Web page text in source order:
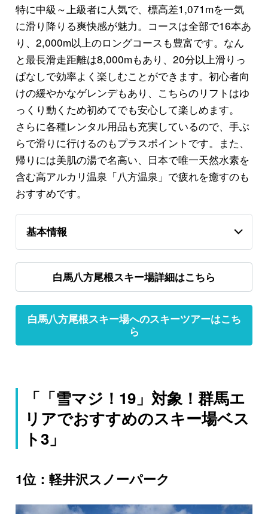
特に中級～上級者に人気で、標高差1,071mを一気
に滑り降りる爽快感が魅力。コースは全部で16本あ
り、2,000m以上のロングコースも豊富です。なん
と最長滑走距離は8,000mもあり、20分以上滑りっ
ぱなしで効率よく楽しむことができます。初心者向
けの緩やかなゲレンデもあり、こちらのリフトはゆ
っくり動くため初めてでも安心して楽しめます。
さらに各種レンタル用品も充実しているので、手ぶ
らで滑りに行けるのもプラスポイントです。また、
帰りには美肌の湯で名高い、日本で唯一天然水素を
含む高アルカリ温泉「八方温泉」で疲れを癒すのも
おすすめです。
基本情報
白馬八方尾根スキー場詳細はこちら
白馬八方尾根スキー場へのスキーツアーはこち
ら
「「雪マジ！19」対象！群馬エ
リアでおすすめのスキー場ベス
ト3」
1位：軽井沢スノーパーク